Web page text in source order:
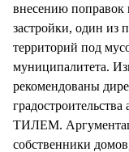
внесению поправок
застройки, один из
территорий под
муниципалитета.
рекомендованы
ТИЛЕМ.
собственники